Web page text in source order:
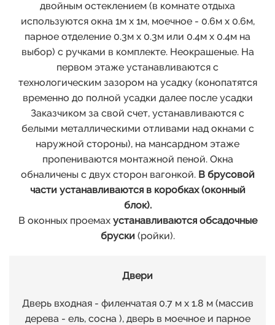
двойным остеклением (в комнате отдыха
используются окна 1м х 1м, моечное - 0.6м х 0.6м,
парное отделение 0.3м х 0.3м или 0.4м х 0.4м на
выбор) с ручками в комплекте. Неокрашеные. На
первом этаже устанавливаются с
технологическим зазором на усадку (конопатятся
временно до полной усадки далее после усадки
Заказчиком за свой счет, устанавливаются с
белыми металлическими отливами над окнами с
наружной стороны), на мансардном этаже
пропениваются монтажной пеной. Окна
обналичены с двух сторон вагонкой.В брусовой
части устанавливаются в коробках (оконный
блок).
В оконных проемах устанавливаются обсадочные
бруски (ройки).
Двери
Дверь входная - филенчатая 0.7 м х 1.8 м (массив
дерева - ель, сосна ), дверь в моечное и парное